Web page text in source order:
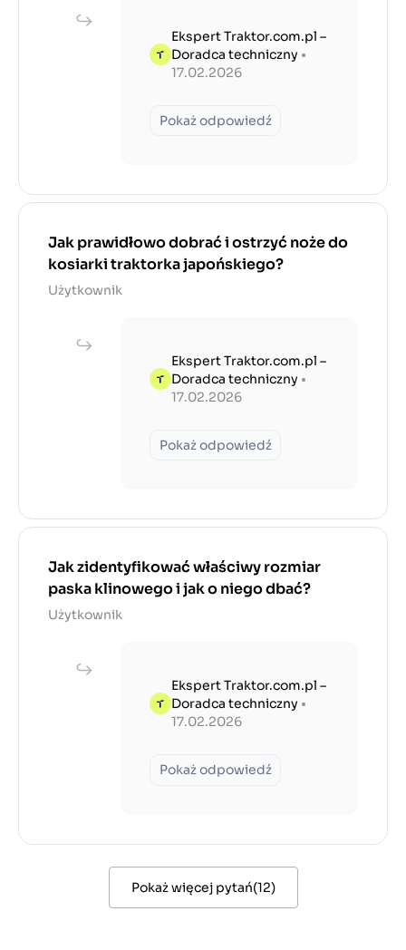
Ekspert Traktor.com.pl –
Doradca techniczny •
17.02.2026
Pokaż odpowiedź
Jak prawidłowo dobrać i ostrzyć noże do
kosiarki traktorka japońskiego?
Użytkownik
Ekspert Traktor.com.pl –
Doradca techniczny •
17.02.2026
Pokaż odpowiedź
Jak zidentyfikować właściwy rozmiar
paska klinowego i jak o niego dbać?
Użytkownik
Ekspert Traktor.com.pl –
Doradca techniczny •
17.02.2026
Pokaż odpowiedź
Pokaż więcej pytań(12)